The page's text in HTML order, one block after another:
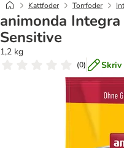
Kattfoder Torrfoder
animonda
Sensitive
1,2 kg
(0) Skriv